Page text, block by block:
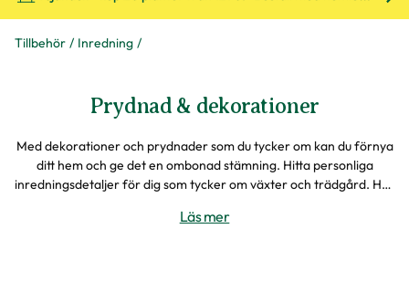
Tillbehör Inredning
Prydnad & dekorationer
Med dekorationer och prydnader som du tycker om kan du förnya
ditt hem och ge det en ombonad stämning. Hitta personliga
inredningsdetaljer för dig som tycker om växter och trädgård. Här
växthyllor, pidestaler och vaser.
Läs mer